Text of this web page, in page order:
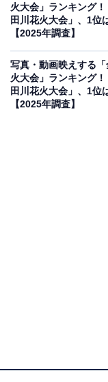
回答者からは「数
花火師たちが競う
県)、「国内最大
ル感がすごいから
の歴史も含めて、
火大会」ランキング
田川花火大会」、1位
【2025年調査】
写真・動画映えする
火大会」ランキング
田川花火大会」、1位
【2025年調査】